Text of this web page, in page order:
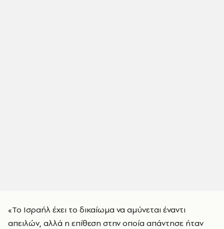
«Το Ισραήλ έχει το δικαίωμα να αμύνεται έναντι
απειλών, αλλά η επίθεση στην οποία απάντησε ήταν